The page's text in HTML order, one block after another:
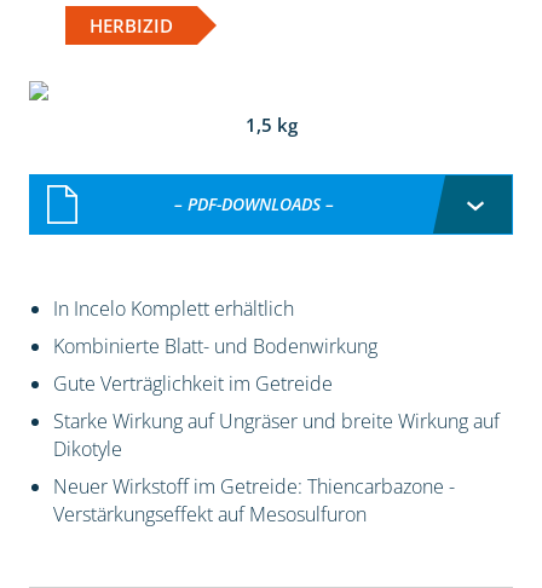
HERBIZID
1,5 kg
– PDF-DOWNLOADS –
In Incelo Komplett erhältlich
Kombinierte Blatt- und Bodenwirkung
Gute Verträglichkeit im Getreide
Starke Wirkung auf Ungräser und breite Wirkung auf
Dikotyle
Neuer Wirkstoff im Getreide: Thiencarbazone -
Verstärkungseffekt auf Mesosulfuron